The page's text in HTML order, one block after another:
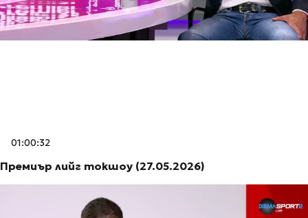
01:00:32
Премиър лийг токшоу (27.05.2026)